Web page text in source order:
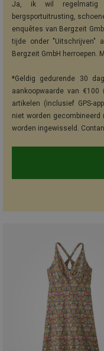
Ja, ik wil regelmatig
bergsportuitrusting,
enquêtes van Bergzeit
tijde onder "Uitschrijven"
Bergzeit GmbH herroepen.
*Geldig gedurende 30
aankoopwaarde van
artikelen (inclusief GPS-
niet worden
worden ingewisseld.